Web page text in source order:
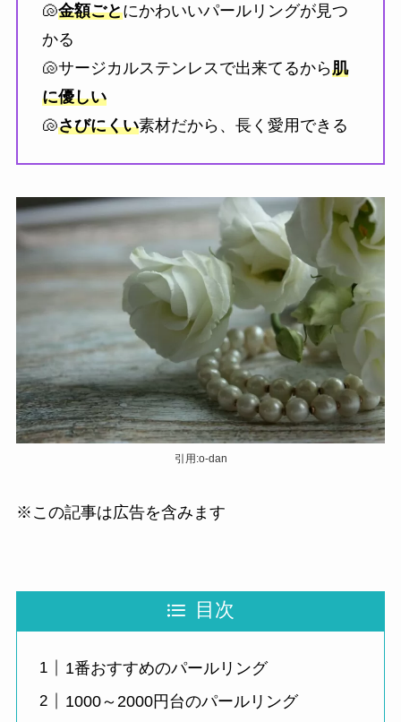
🐚金額ごとにかわいいパールリングが見つ
かる
🐚サージカルステンレスで出来てるから肌
に優しい
🐚さびにくい素材だから、長く愛用できる
引用:o-dan
※この記事は広告を含みます
目次
1番おすすめのパールリング
1000～2000円台のパールリング